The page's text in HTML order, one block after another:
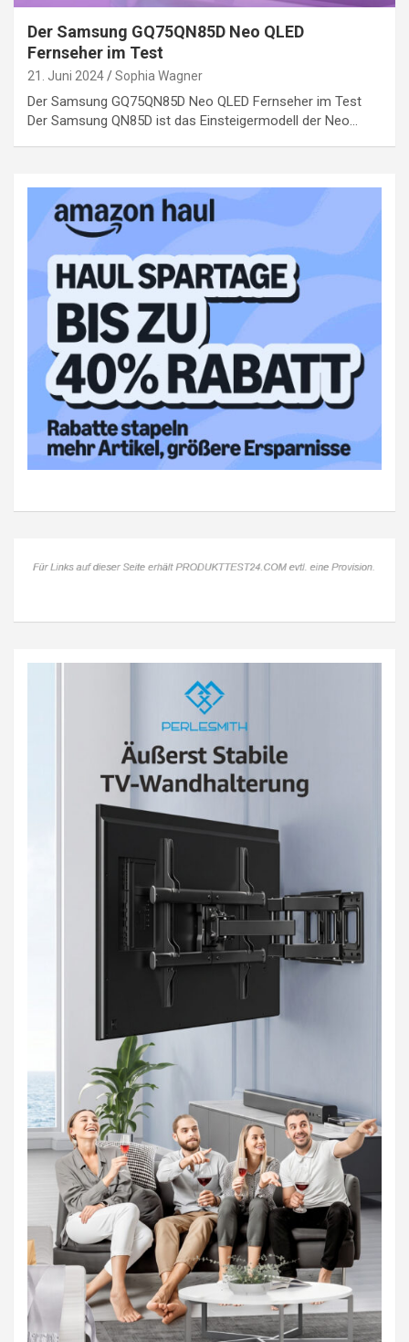
Der Samsung GQ75QN85D Neo QLED
Fernseher im Test
21. Juni 2024 Sophia Wagner
Der Samsung GQ75QN85D Neo QLED Fernseher im Test
Der Samsung QN85D ist das Einsteigermodell der Neo…